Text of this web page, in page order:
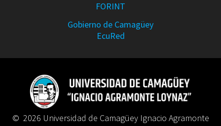
FORINT
Gobierno de Camagüey
EcuRed
© 2026 Universidad de Camagüey Ignacio Agramonte